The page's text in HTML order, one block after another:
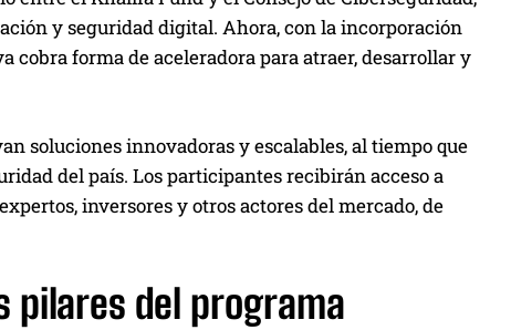
y seguridad digital. Ahora, con la incorporación
forma de aceleradora para atraer, desarrollar y
soluciones innovadoras y escalables, al tiempo que
del país. Los participantes recibirán acceso a
inversores y otros actores del mercado, de
pilares del programa